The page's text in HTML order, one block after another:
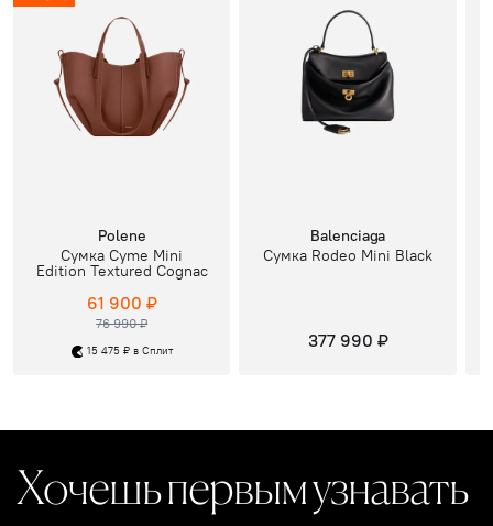
Polene
Сумка Cyme Mini
Edition Textured Cognac
76 990 ₽
61 900 ₽
15 475 ₽ в Сплит
Balenciaga
Сумка Rodeo Mini Black
377 990 ₽
Хочешь первым узнавать